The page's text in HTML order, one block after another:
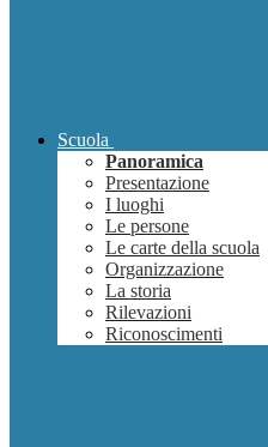
Scuola
Panoramica
Presentazione
I luoghi
Le persone
Le carte della scuola
Organizzazione
La storia
Rilevazioni
Riconoscimenti